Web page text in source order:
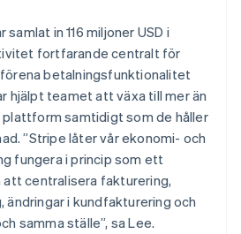
in 116 miljoner USD i
fortfarande centralt för
betalningsfunktionalitet
hjälpt teamet att växa till mer än
samtidigt som de håller
”Stripe låter vår ekonomi- och
fungera i princip som ett
centralisera fakturering,
i kundfakturering och
samma ställe”, sa Lee.